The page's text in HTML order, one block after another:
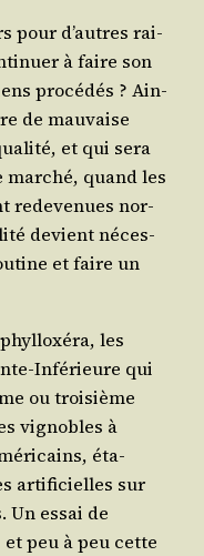
pour d’autres rai­
à faire son
pro­cé­dés ? Ain­
de mau­vaise
et qui sera
mar­ché, quand les
rede­ve­nues nor­
devient néces­
et faire un
les
Infé­rieure qui
ou troi­sième
vignobles à
éta­
arti­fi­cielles sur
Un essai de
peu à peu cette